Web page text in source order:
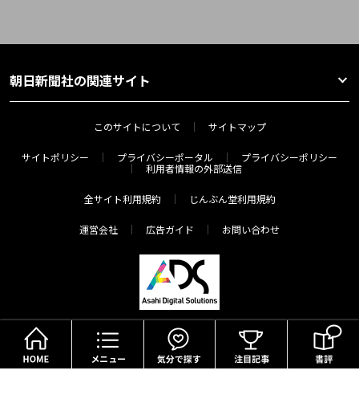
朝日新聞社の関連サイト
このサイトについて サイトマップ
サイトポリシー プライバシーポータル
プライバシーポリシー
利用者情報の外部送信
全サイト利用規約 じんぶん堂利用規約
運営会社 広告ガイド お問い合わせ
Copyright(c) The Asahi Shimbun Company. All Rights Reserved.